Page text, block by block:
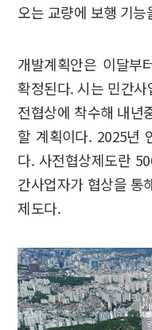
오는 교량에 보행 기
개발계획안은 이달부
확정된다. 시는 민간
전협상에 착수해 내년
할 계획이다. 2025년
다. 사전협상제도란
간사업자가 협상을 통
제도다.